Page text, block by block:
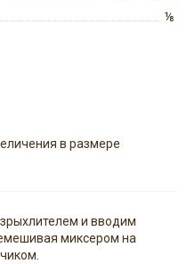
⅛
в размере
и вводим
миксером на